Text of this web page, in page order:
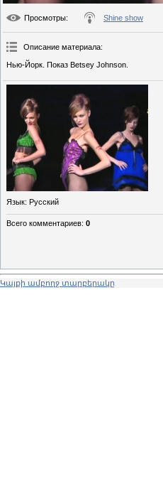
Просмотры: Shine show
Описание материала:
Нью-Йорк. Показ Betsey Johnson.
Язык: Русский
Всего комментариев: 0
Կայքի ամբողջ տարբերակը